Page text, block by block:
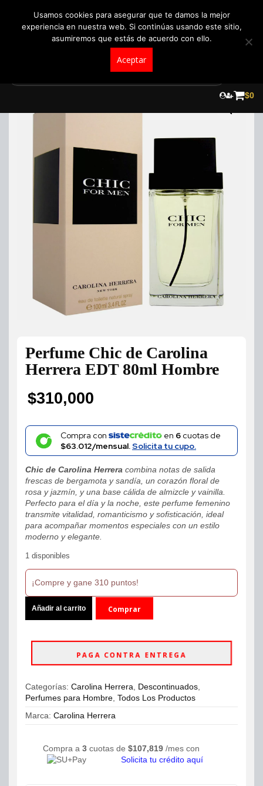
$0
Perfume Chic de Carolina
Herrera EDT 80ml Hombre
$310,000
Compra con en 6cuotas de
$63.012/mensual.Solicita tu cupo.
Chic de Carolina Herrera combina notas de salida
frescas de bergamota y sandía, un corazón floral de
rosa y jazmín, y una base cálida de almizcle y vainilla.
Perfecto para el día y la noche, este perfume femenino
transmite vitalidad, romanticismo y sofisticación, ideal
para acompañar momentos especiales con un estilo
moderno y elegante.
1 disponibles
¡Compre y gane 310 puntos!
Chic
80ml
cantidad
Añadir al carrito Comprar
PAGA CONTRA ENTREGA
Categorías: Carolina Herrera, Descontinuados,
Perfumes para Hombre, Todos Los Productos
Marca: Carolina Herrera
Compra a 3 cuotas de $107,819 /mes con
Solicita tu crédito aquí
Usamos cookies para asegurar que te damos la mejor
experiencia en nuestra web. Si continúas usando este sitio,
asumiremos que estás de acuerdo con ello.
Aceptar